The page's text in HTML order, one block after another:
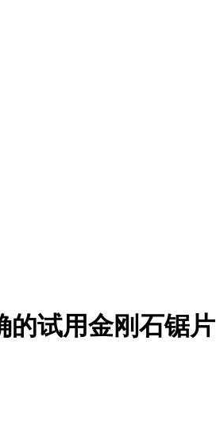
的试用金刚石锯片